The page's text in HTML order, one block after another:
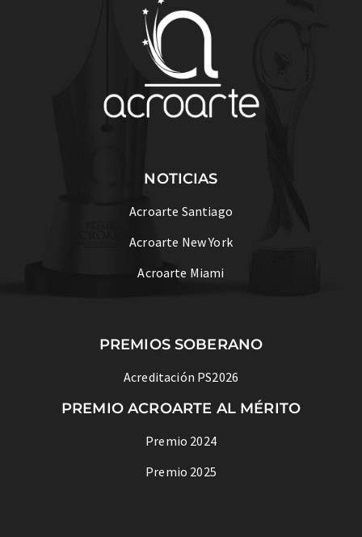
NOTICIAS
Acroarte Santiago
Acroarte New York
Acroarte Miami
PREMIOS SOBERANO
Acreditación PS2026
PREMIO ACROARTE AL MÉRITO
Premio 2024
Premio 2025